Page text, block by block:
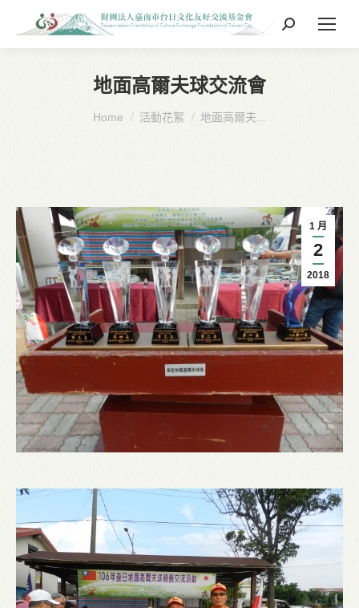
Search:
地面高爾夫球交流會
You are here:
Home 活動花絮 地面高爾夫...
1 月
2
2018